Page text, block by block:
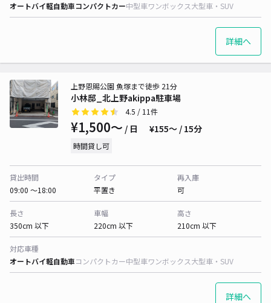
オートバイ軽自動車コンパクトカー中型車ワンボックス大型車・SUV
詳細へ
小林邸_北上野akippa駐車場
上野恩賜公園 魚塚まで徒歩 21分
4.5 / 11件
¥1,500〜 / 日 ¥155〜 / 15分
時間貸し可
貸出時間
09:00 〜18:00
タイプ
平置き
再入庫
可
長さ
350cm 以下
車幅
220cm 以下
高さ
210cm 以下
対応車種
オートバイ軽自動車コンパクトカー中型車ワンボックス大型車・SUV
詳細へ